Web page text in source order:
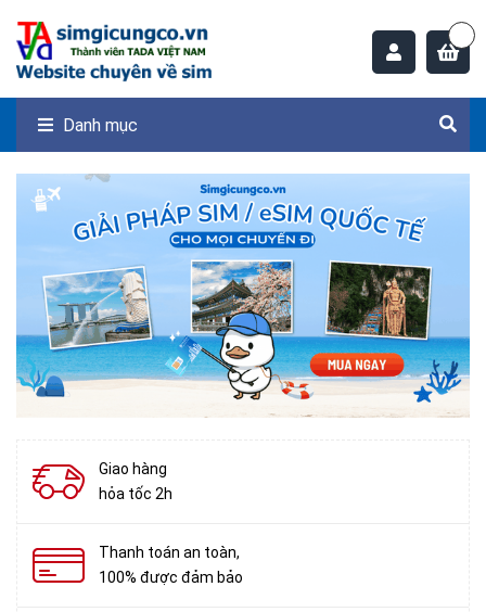
Danh mục
Giao hàng
hỏa tốc 2h
Thanh toán an toàn,
100% được đảm bảo